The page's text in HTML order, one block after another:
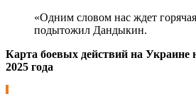
«Одним словом нас ждет
подытожил Дандыкин.
Карта боевых действий на Украине
2025 года